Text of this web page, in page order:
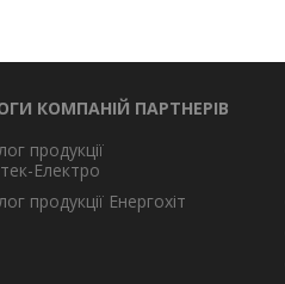
КОМПАНІЙ ПАРТНЕРІВ
продукції
Електро
продукції Енергохіт